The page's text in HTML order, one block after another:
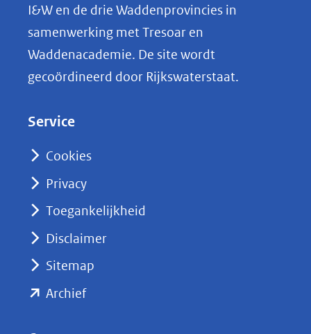
k
e
nieuw
naar
I&W en de drie Waddenprovincies in
samenwerking met Tresoar en
Waddenacademie. De site wordt
gecoördineerd door Rijkswaterstaat.
Service
Cookies
Privacy
Toegankelijkheid
Disclaimer
Sitemap
Archief(opent